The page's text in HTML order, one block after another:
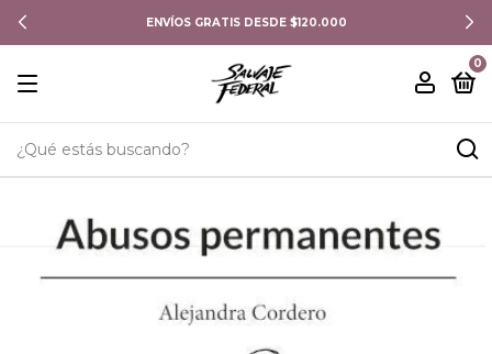
ENVÍOS GRATIS DESDE $120.000
0